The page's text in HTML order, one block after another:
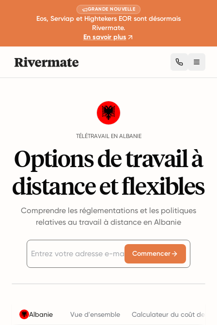
GRANDE NOUVELLE
Eos, Serviap et Hightekers EOR sont désormais
Rivermate.
En savoir plus
TÉLÉTRAVAIL EN ALBANIE
Options de travail à
distance et flexibles
Comprendre les réglementations et les politiques
relatives au travail à distance en Albanie
Commencer
Albanie Vue d'ensemble Calculateur du coût de